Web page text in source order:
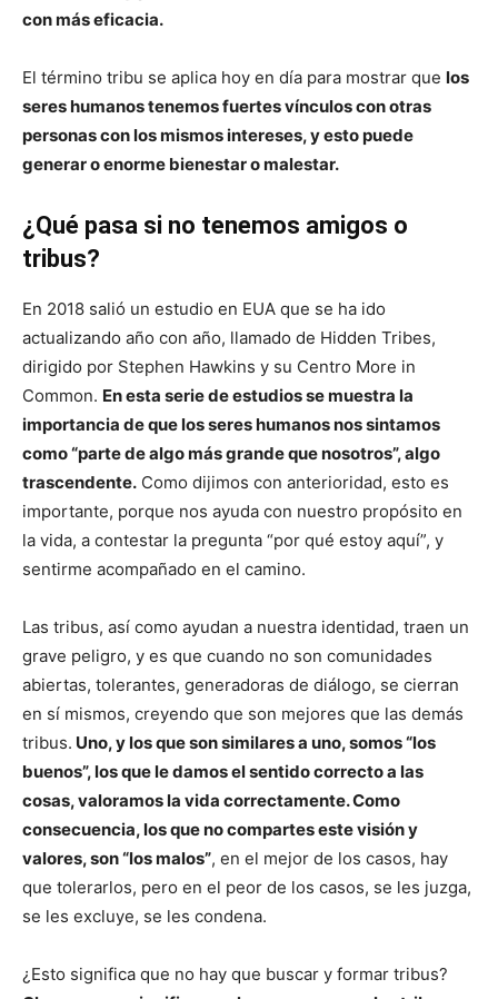
con más eficacia.
El término tribu se aplica hoy en día para mostrar que los
seres humanos tenemos fuertes vínculos con otras
personas con los mismos intereses, y esto puede
generar o enorme bienestar o malestar.
¿Qué pasa si no tenemos amigos o
tribus?
En 2018 salió un estudio en EUA que se ha ido
actualizando año con año, llamado de Hidden Tribes,
dirigido por Stephen Hawkins y su Centro More in
Common. En esta serie de estudios se muestra la
importancia de que los seres humanos nos sintamos
como “parte de algo más grande que nosotros”, algo
trascendente. Como dijimos con anterioridad, esto es
importante, porque nos ayuda con nuestro propósito en
la vida, a contestar la pregunta “por qué estoy aquí”, y
sentirme acompañado en el camino.
Las tribus, así como ayudan a nuestra identidad, traen un
grave peligro, y es que cuando no son comunidades
abiertas, tolerantes, generadoras de diálogo, se cierran
en sí mismos, creyendo que son mejores que las demás
tribus. Uno, y los que son similares a uno, somos “los
buenos”, los que le damos el sentido correcto a las
cosas, valoramos la vida correctamente. Como
consecuencia, los que no compartes este visión y
valores, son “los malos”, en el mejor de los casos, hay
que tolerarlos, pero en el peor de los casos, se les juzga,
se les excluye, se les condena.
¿Esto significa que no hay que buscar y formar tribus?